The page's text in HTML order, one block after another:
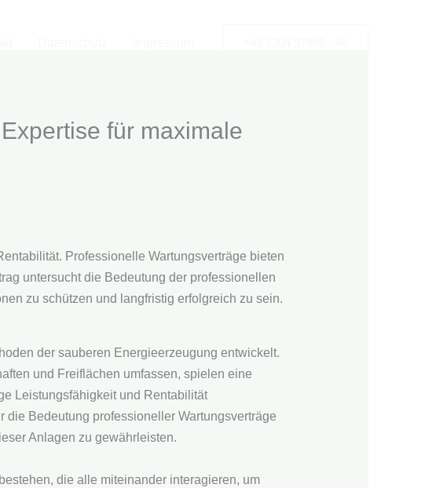
für maximale
Professionelle Wartungsverträge bieten
untersucht die Bedeutung der professionellen
zu schützen und langfristig erfolgreich zu sein.
der sauberen Energieerzeugung entwickelt.
und Freiflächen umfassen, spielen eine
Leistungsfähigkeit und Rentabilität
Bedeutung professioneller Wartungsverträge
Anlagen zu gewährleisten.
die alle miteinander interagieren, um